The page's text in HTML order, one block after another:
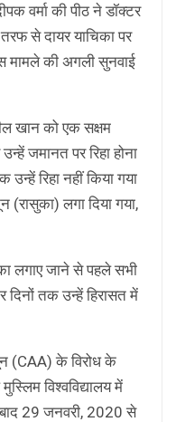
वर्मा की पीठ ने डॉक्टर
से दायर याचिका पर
मामले की अगली सुनवाई
खान को एक सक्षम
जमानत पर रिहा होना
उन्हें रिहा नहीं किया गया
(रासुका) लगा दिया गया,
लगाए जाने से पहले सभी
तक उन्हें हिरासत में
(CAA) के विरोध के
विश्वविद्यालय में
29 जनवरी, 2020 से